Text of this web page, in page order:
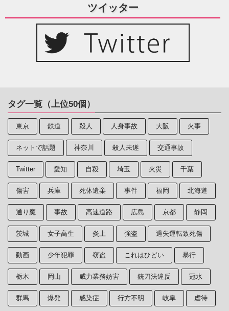
ツイッター
タグ一覧（上位50個）
東京 鉄道 殺人 人身事故 大阪 火事
ネットで話題 神奈川 殺人未遂 交通事故
Twitter 愛知 自殺 埼玉 火災 千葉
傷害 兵庫 死体遺棄 事件 福岡 北海道
通り魔 事故 高速道路 広島 京都 静岡
茨城 女子高生 炎上 強盗 過失運転致死傷
動画 少年犯罪 窃盗 これはひどい 暴行
栃木 岡山 威力業務妨害 銃刀法違反 冠水
群馬 爆発 感染症 行方不明 岐阜 虐待